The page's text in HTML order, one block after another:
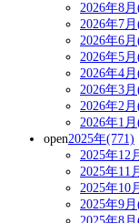
2026年8
2026年7
2026年6
2026年5
2026年4
2026年3
2026年2
2026年1
open2025年(771)
2025年12
2025年11
2025年10
2025年9